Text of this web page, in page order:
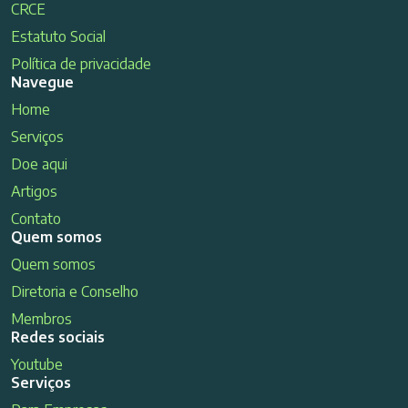
CRCE
Estatuto Social
Política de privacidade
Navegue
Home
Serviços
Doe aqui
Artigos
Contato
Quem somos
Quem somos
Diretoria e Conselho
Membros
Redes sociais
Youtube
Serviços